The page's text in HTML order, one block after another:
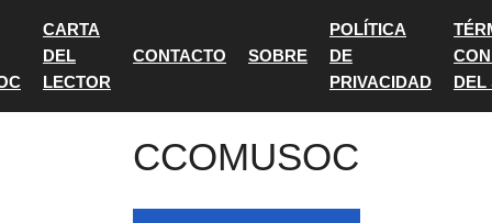
contenido
CARTA
DEL
LECTOR
CONTACTO SOBRE
POLÍTICA
DE
PRIVACIDAD
DEL
CCOMUSOC